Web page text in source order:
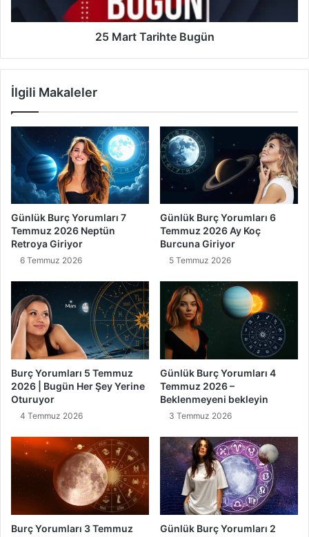
25 Mart Tarihte Bugün
İlgili Makaleler
Günlük Burç Yorumları 7
Temmuz 2026 Neptün
Retroya Giriyor
6 Temmuz 2026
Günlük Burç Yorumları 6
Temmuz 2026 Ay Koç
Burcuna Giriyor
5 Temmuz 2026
Burç Yorumları 5 Temmuz
2026 | Bugün Her Şey Yerine
Oturuyor
4 Temmuz 2026
Günlük Burç Yorumları 4
Temmuz 2026 –
Beklenmeyeni bekleyin
3 Temmuz 2026
Burç Yorumları 3 Temmuz
Günlük Burç Yorumları 2